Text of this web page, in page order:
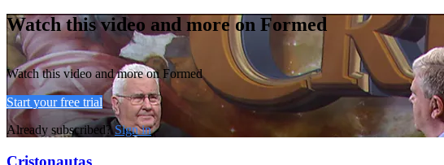
Watch this video and more on Formed
Watch this video and more on Formed
Start your free trial
Already subscribed?Sign in
Cristonautas